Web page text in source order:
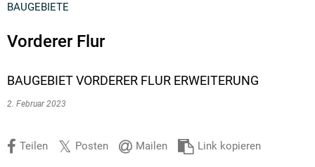
BAUGEBIETE
Vorderer Flur
BAUGEBIET VORDERER FLUR ERWEITERUNG
2. Februar 2023
Teilen Posten Mailen Link kopieren